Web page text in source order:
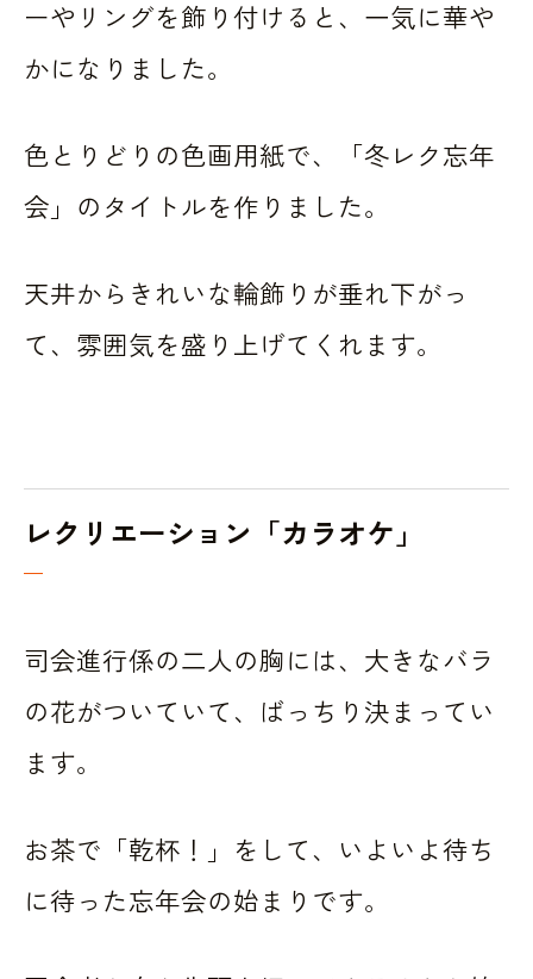
ーやリングを飾り付けると、一気に華や
かになりました。
色とりどりの色画用紙で、「冬レク忘年
会」のタイトルを作りました。
天井からきれいな輪飾りが垂れ下がっ
て、雰囲気を盛り上げてくれます。
レクリエーション「カラオケ」
司会進行係の二人の胸には、大きなバラ
の花がついていて、ばっちり決まってい
ます。
お茶で「乾杯！」をして、いよいよ待ち
に待った忘年会の始まりです。